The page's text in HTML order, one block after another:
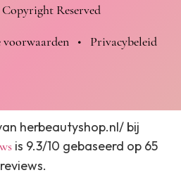
Copyright Reserved
voorwaarden • Privacybeleid
herbeautyshop.nl/ bij
is 9.3/10 gebaseerd op 65
reviews.